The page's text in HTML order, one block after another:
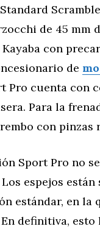
de 45 mm
con
de
Pro cuenta con
Para la
con pinzas
Sport Pro no
espejos
estándar, en la
definitiva, esto